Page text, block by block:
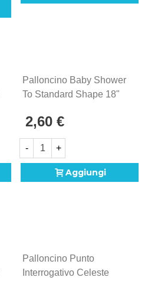
Palloncino Baby Shower
To Standard Shape 18"
2,60 €
- +
Aggiungi
Palloncino Punto
Interrogativo Celeste